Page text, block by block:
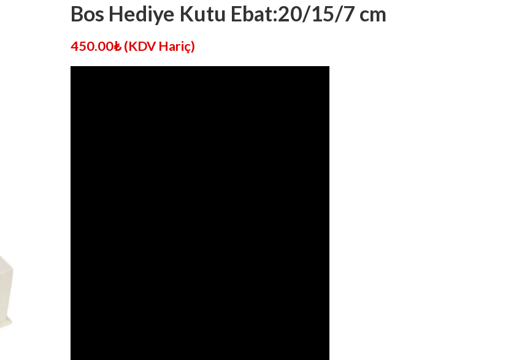
Bos Hediye Kutu Ebat:20/15/7 cm
450.00₺(KDV Hariç)